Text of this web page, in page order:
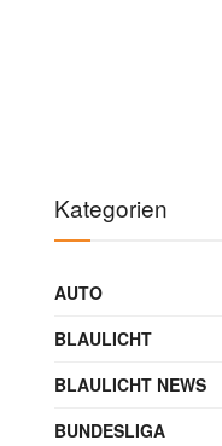
Kategorien
AUTO
BLAULICHT
BLAULICHT NEWS
BUNDESLIGA